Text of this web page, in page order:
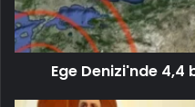
Ege Denizi'nde